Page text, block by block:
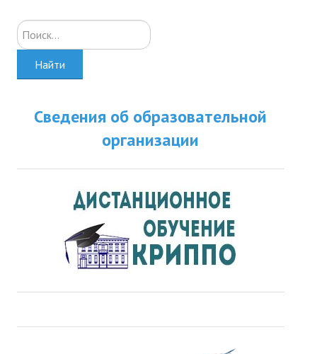
Искать...
Найти
Сведения об образовательной
организации